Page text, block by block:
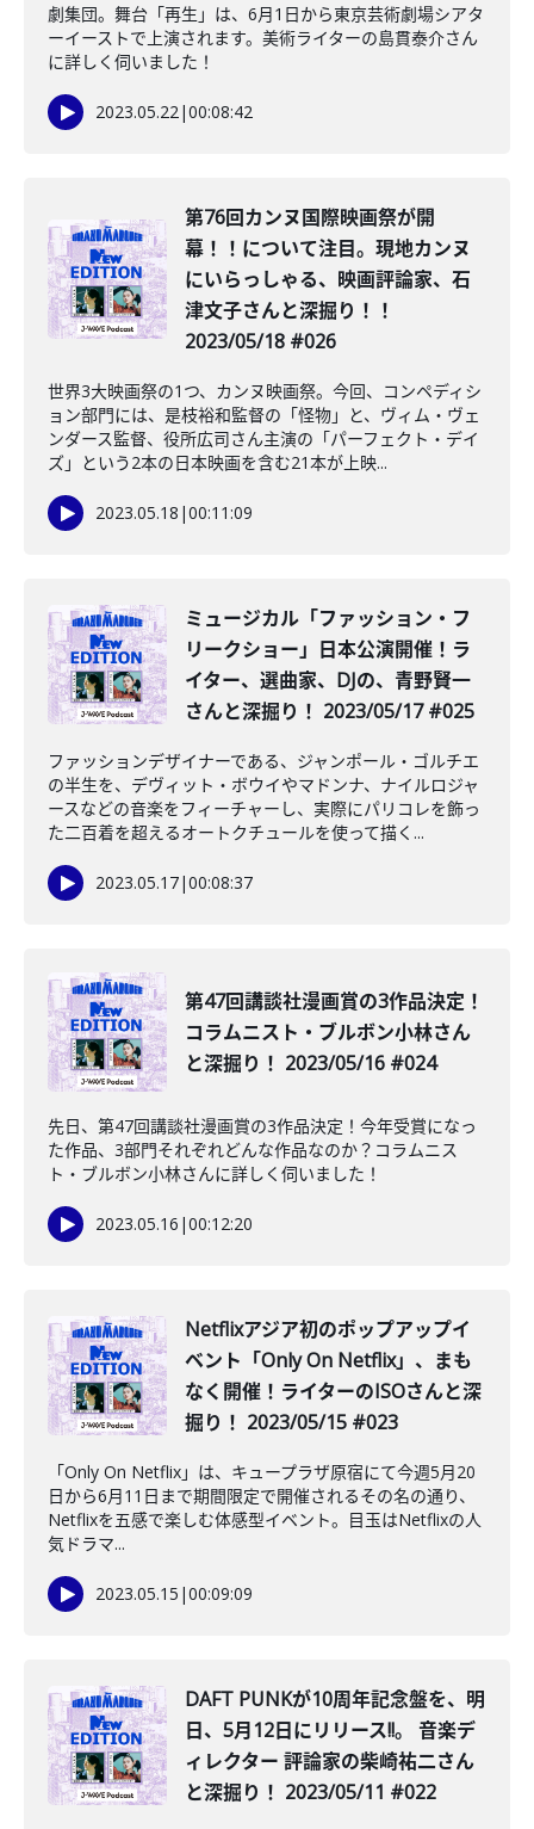
劇集団。舞台「再生」は、6月1日から東京芸術劇場シアタ
ーイーストで上演されます。美術ライターの島貫泰介さん
に詳しく伺いました！
2023.05.22|00:08:42
第76回カンヌ国際映画祭が開
幕！！について注目。現地カンヌ
にいらっしゃる、映画評論家、石
津文子さんと深掘り！！
2023/05/18 #026
世界3大映画祭の1つ、カンヌ映画祭。今回、コンペディシ
ョン部門には、是枝裕和監督の「怪物」と、ヴィム・ヴェ
ンダース監督、役所広司さん主演の「パーフェクト・デイ
ズ」という2本の日本映画を含む21本が上映...
2023.05.18 |00:11:09
ミュージカル「ファッション・フ
リークショー」日本公演開催！ラ
イター、選曲家、DJの、青野賢一
さんと深掘り！ 2023/05/17 #025
ファッションデザイナーである、ジャンポール・ゴルチエ
の半生を、デヴィット・ボウイやマドンナ、ナイルロジャ
ースなどの音楽をフィーチャーし、実際にパリコレを飾っ
た二百着を超えるオートクチュールを使って描く...
2023.05.17|00:08:37
️第47回講談社漫画賞の3作品決定！
コラムニスト・ブルボン小林さん
と深掘り！ 2023/05/16 #024
先日、第47回講談社漫画賞の3作品決定！今年受賞になっ
た作品、3部門それぞれどんな作品なのか？コラムニス
ト・ブルボン小林さんに詳しく伺いました！
2023.05.16 |00:12:20
Netflixアジア初のポップアップイ
ベント「Only On Netflix」、まも
なく開催！ライターのISOさんと深
掘り！ 2023/05/15 #023
「Only On Netflix」は、キュープラザ原宿にて今週5月20
日から6月11日まで期間限定で開催されるその名の通り、
Netflixを五感で楽しむ体感型イベント。目玉はNetflixの人
気ドラマ...
2023.05.15 |00:09:09
DAFT PUNKが10周年記念盤を、明
日、5月12日にリリース!!。 音楽デ
ィレクター 評論家の柴崎祐二さん
と深掘り！ 2023/05/11 #022